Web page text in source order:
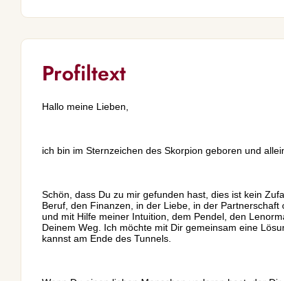
Profiltext
Hallo meine Lieben,
ich bin im Sternzeichen des Skorpion geboren und
Schön, dass Du zu mir gefunden hast, dies ist kein
Beruf, den Finanzen, in der Liebe, in der
und mit Hilfe meiner Intuition, dem Pendel, den
Deinem Weg. Ich möchte mit Dir gemeinsam eine
kannst am Ende des Tunnels.